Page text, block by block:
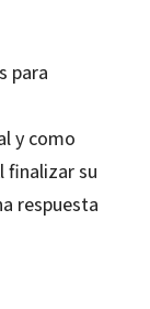
para
y como
finalizar su
respuesta